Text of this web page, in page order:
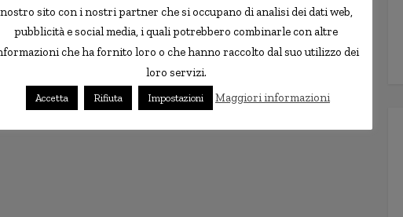
nostro sito con i nostri partner che si occupano di analisi dei dati web,
pubblicità e social media, i quali potrebbero combinarle con altre
che ha fornito loro o che hanno raccolto dal suo utilizzo dei
loro servizi.
Accetta Rifiuta Impostazioni Maggiori informazioni